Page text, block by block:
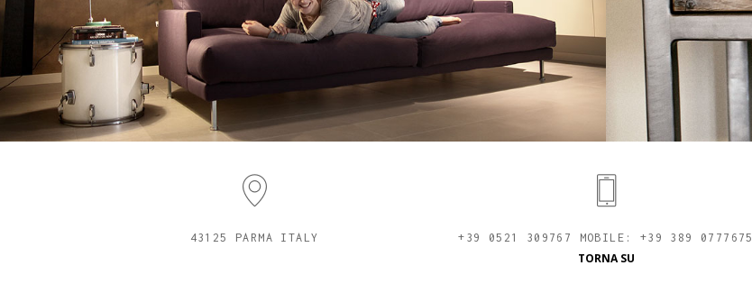
43125 PARMA ITALY +39 0521 309767 MOBILE: +39 389 0777675
TORNA SU